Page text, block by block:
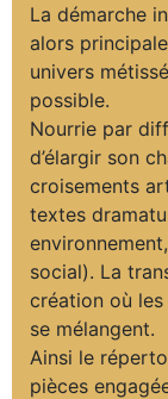
La démarche
alors
univers
possible.
​Nourrie par
d’élargir son
croisements
textes
social). La
création où
se mélangent.
Ainsi le
pièces